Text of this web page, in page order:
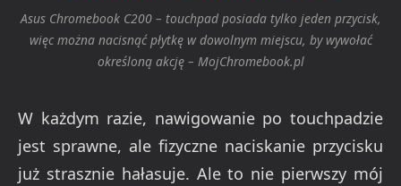
Asus Chromebook C200 – touchpad posiada tylko jeden przycisk,
więc można nacisnąć płytkę w dowolnym miejscu, by wywołać
określoną akcję – MojChromebook.pl
W każdym razie, nawigowanie po touchpadzie
jest sprawne, ale fizyczne naciskanie przycisku
już strasznie hałasuje. Ale to nie pierwszy mój